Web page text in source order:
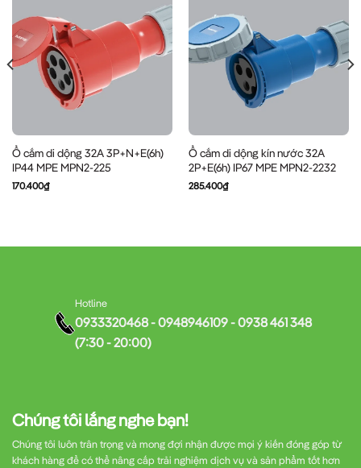
Ổ cắm di dộng 32A 3P+N+E(6h)
IP44 MPE MPN2-225
170.400₫
Ổ cắm di dộng kín nước 32A
2P+E(6h) IP67 MPE MPN2-2232
285.400₫
Chúng tôi lắng nghe bạn!
Chúng tôi luôn trân trọng và mong đợi nhận được mọi ý kiến đóng góp từ
khách hàng để có thể nâng cấp trải nghiệm dịch vụ và sản phẩm tốt hơn
Hotline
0933320468 - 0948946109 - 0938 461 348
(7:30 - 20:00)